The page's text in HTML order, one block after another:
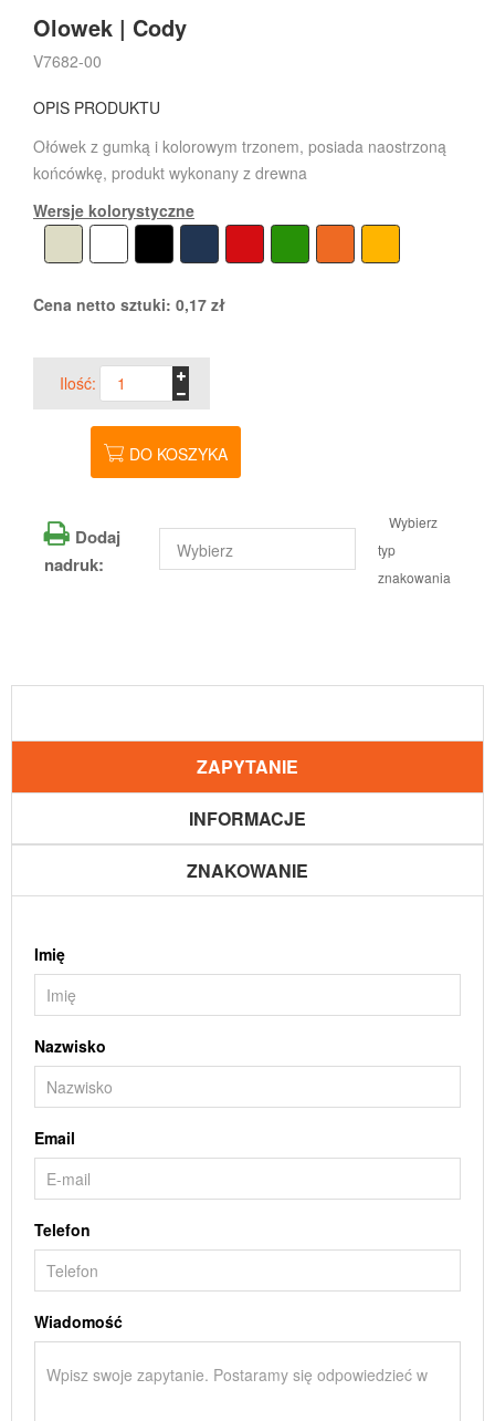
Olowek | Cody
V7682-00
OPIS PRODUKTU
Ołówek z gumką i kolorowym trzonem, posiada naostrzoną
końcówkę, produkt wykonany z drewna
Wersje kolorystyczne
Cena netto sztuki: 0,17 zł
Ilość:
DO KOSZYKA
Dodaj
nadruk:
Wybierz
typ
znakowania
ZAPYTANIE
INFORMACJE
ZNAKOWANIE
Imię
Nazwisko
Email
Telefon
Wiadomość